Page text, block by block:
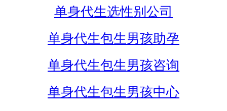
单身代生选性别公司
单身代生包生男孩助孕
单身代生包生男孩咨询
单身代生包生男孩中心